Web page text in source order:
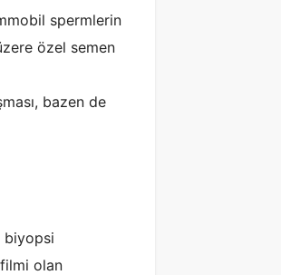
spermlerin
özel semen
bazen de
biyopsi
olan